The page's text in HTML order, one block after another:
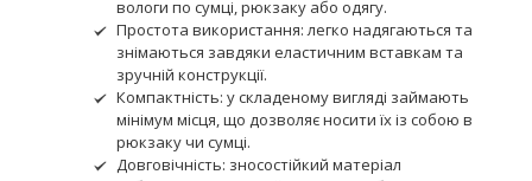
вологи по сумці, рюкзаку або одягу.
Простота використання: легко надягаються та
знімаються завдяки еластичним вставкам та
зручній конструкції.
Компактність: у складеному вигляді займають
мінімум місця, що дозволяє носити їх із собою в
рюкзаку чи сумці.
Довговічність: зносостійкий матеріал